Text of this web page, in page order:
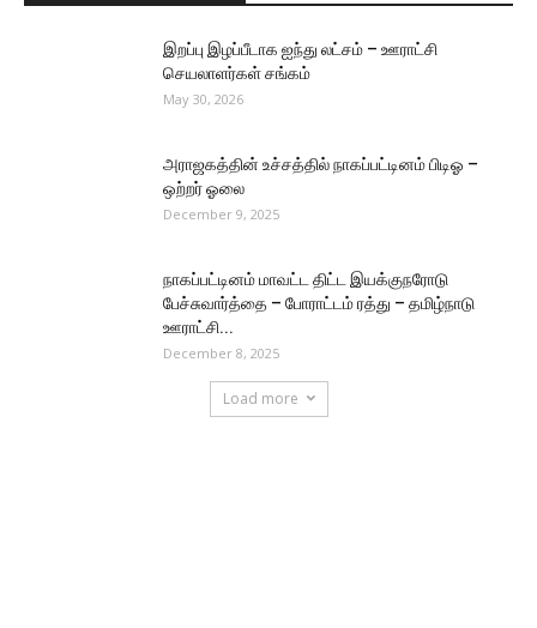
இறப்பு இழப்பீடாக ஐந்து லட்சம் – ஊராட்சி
செயலாளர்கள் சங்கம்
May 30, 2026
அராஜகத்தின் உச்சத்தில் நாகப்பட்டினம் பிடிஓ –
ஒற்றர் ஓலை
December 9, 2025
நாகப்பட்டினம் மாவட்ட திட்ட இயக்குநரோடு
பேச்சுவார்த்தை – போராட்டம் ரத்து – தமிழ்நாடு
ஊராட்சி...
December 8, 2025
Load more